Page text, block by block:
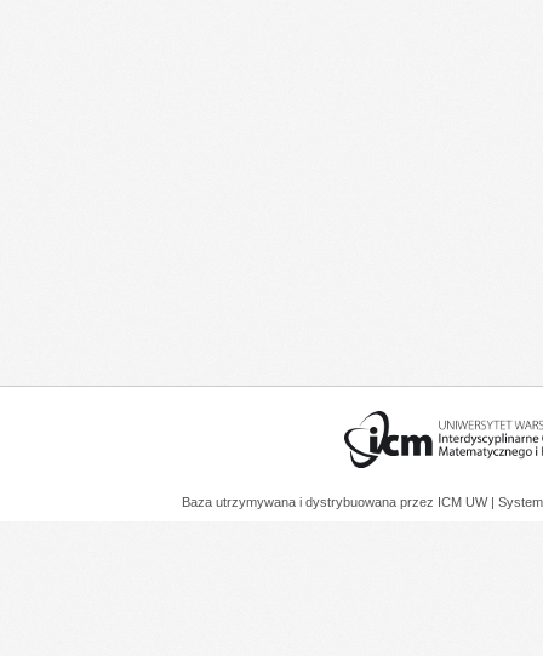
Baza utrzymywana i dystrybuowana przez ICM UW |